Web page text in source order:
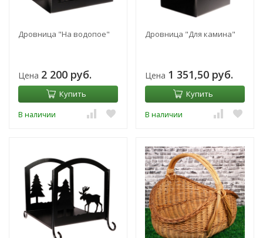
Дровница "На водопое"
Цена 2 200 руб.
Купить
В наличии
Дровница "Для камина"
Цена 1 351,50 руб.
Купить
В наличии